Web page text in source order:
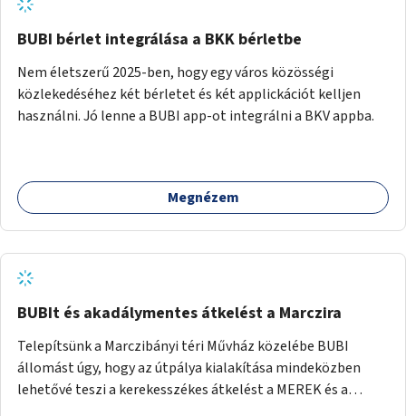
BUBI bérlet integrálása a BKK bérletbe
Nem életszerű 2025-ben, hogy egy város közösségi
közlekedéséhez két bérletet és két applickációt kelljen
használni. Jó lenne a BUBI app-ot integrálni a BKV appba.
Megnézem
BUBIt és akadálymentes átkelést a Marczira
Telepítsünk a Marczibányi téri Művház közelébe BUBI
állomást úgy, hogy az útpálya kialakítása mindeközben
lehetővé teszi a kerekesszékes átkelést a MEREK és a